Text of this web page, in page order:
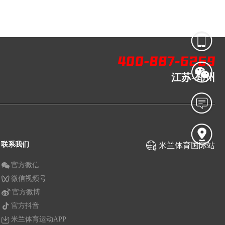
江苏-邳州
联系我们
官方微信
微信视频号
官方微博
官方抖音
米兰体育运动APP
米兰体育国际站